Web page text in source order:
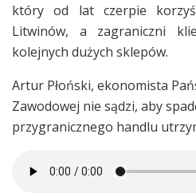
który od lat czerpie
Litwinów, a zagraniczni
kolejnych dużych sklepów.
Artur Płoński, ekonomista
Zawodowej nie sądzi, aby
przygranicznego handlu